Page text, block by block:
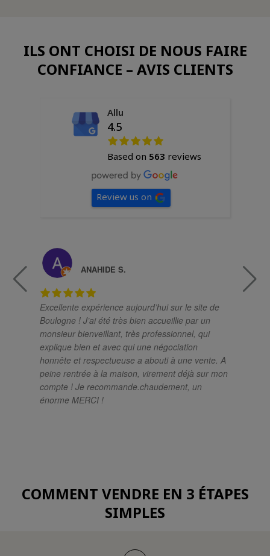
ILS ONT CHOISI DE NOUS FAIRE
CONFIANCE – AVIS CLIENTS
Allu
4.5
Based on 563 reviews
Review us on
Excellente expérience aujourd’hui sur le site de
Boulogne ! J’ai été très bien accueillie par un
monsieur bienveillant, très professionnel, qui
explique bien et avec qui une négociation
honnête et respectueuse a abouti à une vente. A
peine rentrée à la maison, virement déjà sur mon
compte ! Je recommande.chaudement, un
énorme MERCI !
ANAHIDE S.
COMMENT VENDRE EN 3 ÉTAPES
SIMPLES